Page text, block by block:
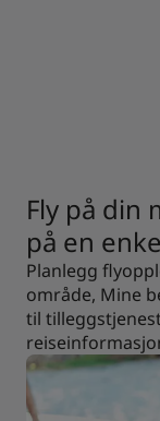
Fly på din
på en
Planlegg
område, Mine
til